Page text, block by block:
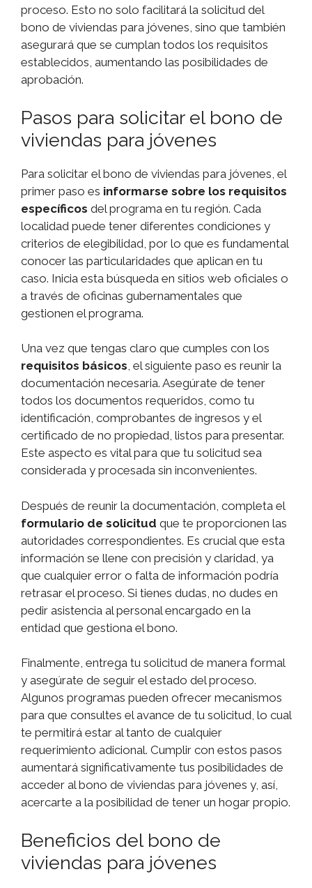
proceso. Esto no solo facilitará la solicitud del
bono de viviendas para jóvenes, sino que también
asegurará que se cumplan todos los requisitos
establecidos, aumentando las posibilidades de
aprobación.
Pasos para solicitar el bono de
viviendas para jóvenes
Para solicitar el bono de viviendas para jóvenes, el
primer paso es informarse sobre los requisitos
específicos del programa en tu región. Cada
localidad puede tener diferentes condiciones y
criterios de elegibilidad, por lo que es fundamental
conocer las particularidades que aplican en tu
caso. Inicia esta búsqueda en sitios web oficiales o
a través de oficinas gubernamentales que
gestionen el programa.
Una vez que tengas claro que cumples con los
requisitos básicos, el siguiente paso es reunir la
documentación necesaria. Asegúrate de tener
todos los documentos requeridos, como tu
identificación, comprobantes de ingresos y el
certificado de no propiedad, listos para presentar.
Este aspecto es vital para que tu solicitud sea
considerada y procesada sin inconvenientes.
Después de reunir la documentación, completa el
formulario de solicitud que te proporcionen las
autoridades correspondientes. Es crucial que esta
información se llene con precisión y claridad, ya
que cualquier error o falta de información podría
retrasar el proceso. Si tienes dudas, no dudes en
pedir asistencia al personal encargado en la
entidad que gestiona el bono.
Finalmente, entrega tu solicitud de manera formal
y asegúrate de seguir el estado del proceso.
Algunos programas pueden ofrecer mecanismos
para que consultes el avance de tu solicitud, lo cual
te permitirá estar al tanto de cualquier
requerimiento adicional. Cumplir con estos pasos
aumentará significativamente tus posibilidades de
acceder al bono de viviendas para jóvenes y, así,
acercarte a la posibilidad de tener un hogar propio.
Beneficios del bono de
viviendas para jóvenes